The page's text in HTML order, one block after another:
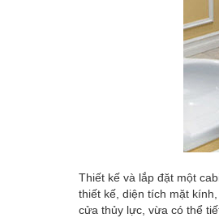
Thiết kế và lắp đặt một
thiết kế, diện tích mặt
cửa thủy lực, vừa có thể